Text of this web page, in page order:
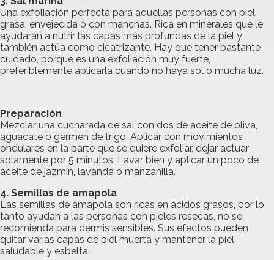
Una exfoliación perfecta para aquellas personas con piel
grasa, envejecida o con manchas. Rica en minerales que le
ayudarán a nutrir las capas más profundas de la piel y
también actúa como cicatrizante. Hay que tener bastante
cuidado, porque es una exfoliación muy fuerte,
preferiblemente aplicarla cuando no haya sol o mucha luz.
Preparación
Mezclar una cucharada de sal con dos de aceite de oliva,
aguacate o germen de trigo. Aplicar con movimientos
ondulares en la parte que se quiere exfoliar, dejar actuar
solamente por 5 minutos. Lavar bien y aplicar un poco de
aceite de jazmín, lavanda o manzanilla.
4. Semillas de amapola
Las semillas de amapola son ricas en ácidos grasos, por lo
tanto ayudan a las personas con pieles resecas, no se
recomienda para dermis sensibles. Sus efectos pueden
quitar varias capas de piel muerta y mantener la piel
saludable y esbelta.